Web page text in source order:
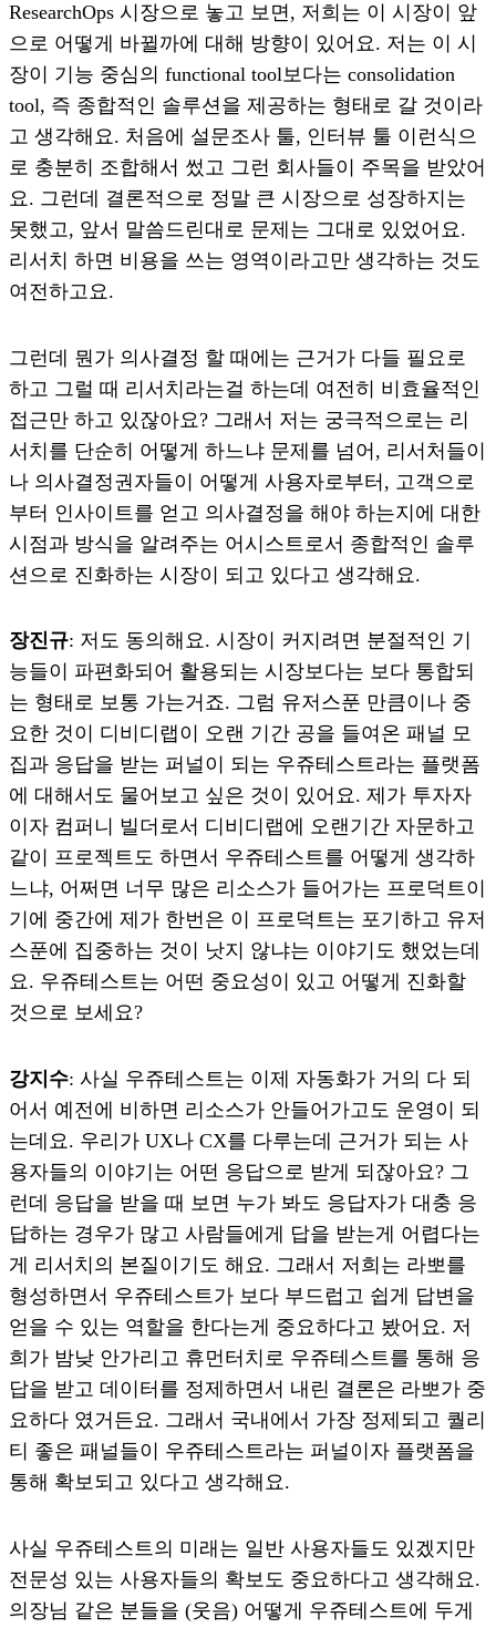
ResearchOps 시장으로 놓고 보면, 저희는 이 시장이 앞
으로 어떻게 바뀔까에 대해 방향이 있어요. 저는 이 시
장이 기능 중심의 functional tool보다는 consolidation
tool, 즉 종합적인 솔루션을 제공하는 형태로 갈 것이라
고 생각해요. 처음에 설문조사 툴, 인터뷰 툴 이런식으
로 충분히 조합해서 썼고 그런 회사들이 주목을 받았어
요. 그런데 결론적으로 정말 큰 시장으로 성장하지는
못했고, 앞서 말씀드린대로 문제는 그대로 있었어요.
리서치 하면 비용을 쓰는 영역이라고만 생각하는 것도
여전하고요.
그런데 뭔가 의사결정 할 때에는 근거가 다들 필요로
하고 그럴 때 리서치라는걸 하는데 여전히 비효율적인
접근만 하고 있잖아요? 그래서 저는 궁극적으로는 리
서치를 단순히 어떻게 하느냐 문제를 넘어, 리서처들이
나 의사결정권자들이 어떻게 사용자로부터, 고객으로
부터 인사이트를 얻고 의사결정을 해야 하는지에 대한
시점과 방식을 알려주는 어시스트로서 종합적인 솔루
션으로 진화하는 시장이 되고 있다고 생각해요.
장진규: 저도 동의해요. 시장이 커지려면 분절적인 기
능들이 파편화되어 활용되는 시장보다는 보다 통합되
는 형태로 보통 가는거죠. 그럼 유저스푼 만큼이나 중
요한 것이 디비디랩이 오랜 기간 공을 들여온 패널 모
집과 응답을 받는 퍼널이 되는 우쥬테스트라는 플랫폼
에 대해서도 물어보고 싶은 것이 있어요. 제가 투자자
이자 컴퍼니 빌더로서 디비디랩에 오랜기간 자문하고
같이 프로젝트도 하면서 우쥬테스트를 어떻게 생각하
느냐, 어쩌면 너무 많은 리소스가 들어가는 프로덕트이
기에 중간에 제가 한번은 이 프로덕트는 포기하고 유저
스푼에 집중하는 것이 낫지 않냐는 이야기도 했었는데
요. 우쥬테스트는 어떤 중요성이 있고 어떻게 진화할
것으로 보세요?
강지수: 사실 우쥬테스트는 이제 자동화가 거의 다 되
어서 예전에 비하면 리소스가 안들어가고도 운영이 되
는데요. 우리가 UX나 CX를 다루는데 근거가 되는 사
용자들의 이야기는 어떤 응답으로 받게 되잖아요? 그
런데 응답을 받을 때 보면 누가 봐도 응답자가 대충 응
답하는 경우가 많고 사람들에게 답을 받는게 어렵다는
게 리서치의 본질이기도 해요. 그래서 저희는 라뽀를
형성하면서 우쥬테스트가 보다 부드럽고 쉽게 답변을
얻을 수 있는 역할을 한다는게 중요하다고 봤어요. 저
희가 밤낮 안가리고 휴먼터치로 우쥬테스트를 통해 응
답을 받고 데이터를 정제하면서 내린 결론은 라뽀가 중
요하다 였거든요. 그래서 국내에서 가장 정제되고 퀄리
티 좋은 패널들이 우쥬테스트라는 퍼널이자 플랫폼을
통해 확보되고 있다고 생각해요.
사실 우쥬테스트의 미래는 일반 사용자들도 있겠지만
전문성 있는 사용자들의 확보도 중요하다고 생각해요.
의장님 같은 분들을 (웃음) 어떻게 우쥬테스트에 두게